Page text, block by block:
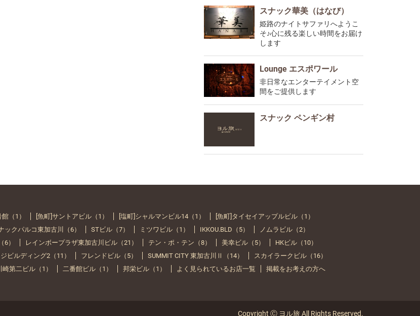
スナック華美（はなび）
姫路のナイトサファリへようこ
そ♪心に残る楽しい時間をお届け
します
Lounge エスポワール
非日常なエンターテイメント空
間をご提供します
スナック ペンギン村
（1） [魚町]サントアビル（1） [塩町]シャルマンビル14（1）
[魚町]タイセイアップルビル（1）
ックパルコ東加古川（6） STビル（7） ミツワビル（1） IKKOU.BLD（5）
ノムラビル（2）
6） レインボープラザ東加古川ビル（21） テン・ポ・テン（8） 美幸ビル（5）
HKビル（10）
ビルディング2（11） フレンドビル（5） SUMMIT CITY 東加古川Ⅱ（14）
スカイラークビル（16）
崎第二ビル（1） 二番館ビル（1） 邦栄ビル（1） よく見られているお店一覧 掲載をお考えの方へ
Copyright Ⓒ ヨル旅 All Rights Reserved.